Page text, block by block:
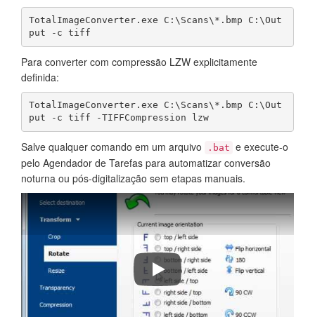
TotalImageConverter.exe C:\Scans\*.bmp C:\Out
put -c tiff
Para converter com compressão LZW explicitamente
definida:
TotalImageConverter.exe C:\Scans\*.bmp C:\Out
put -c tiff -TIFFCompression lzw
Salve qualquer comando em um arquivo .bat e execute-o
pelo Agendador de Tarefas para automatizar conversão
noturna ou pós-digitalização sem etapas manuais.
How to convert BMP to TIFF in